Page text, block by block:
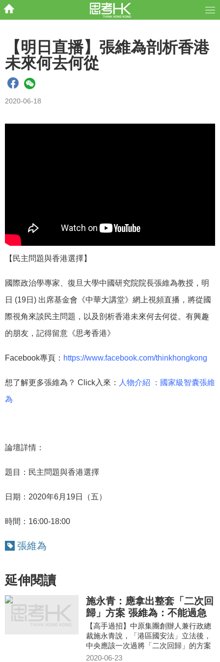
【明日直播】張維為剖析香港
未來何去何從
2020-06-18
【民主問題與香港選擇】
國際政治學專家、復旦大學中國研究院院長張維為教授，明
日 (19日) 出席基金會《中華大講堂》網上視頻直播，將從國
際視角來談民主問題，以及剖析香港未來何去何從。有興趣
的朋友，記得留意《思考香港》
Facebook專頁： https://www.facebook.com/thinkhongkong
想了解更多張維為？ Click入來：
人物介紹 ：國家級智囊張維
為
論壇詳情：
題目：民主問題與香港選擇
日期：2020年6月19日（五）
時間：16:00-18:00
張維為
延伸閱讀
施永青：應拿出整套「二次回
歸」方案 張維為：不能過急
【高手過招】中原集團創辦人兼行政總
裁施永青說，「港區國安法」立法後，
中央應該一次過將「二次回歸」的方案
拿出來，讓香港人安心。復旦大學中國
2020-06-23